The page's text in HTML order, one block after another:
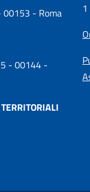
00153 - Roma
- 00144 -
1